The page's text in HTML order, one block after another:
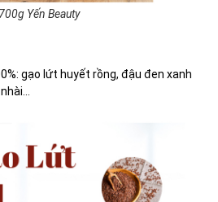
Yến Beauty
gạo lứt huyết rồng, đậu đen xanh